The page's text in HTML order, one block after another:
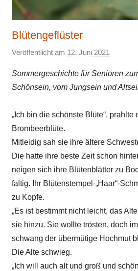
Blütengeflüster
Veröffentlicht am 12. Juni 2021
n
E
k
Sommergeschichte für Senioren
Schönsein, vom Jungsein und
„Ich bin die schönste Blüte“, prahlte
Brombeerblüte.
Mitleidig sah sie ihre ältere
Die hatte ihre beste Zeit schon
neigen sich ihre Blütenblätter zu
faltig. Ihr Blütenstempel-„Haar“-
zu Kopfe.
„Es ist bestimmt nicht leicht, das
sie hinzu. Sie wollte trösten, doch
schwang der übermütige Hochmut
Die Alte schwieg.
„Ich will auch alt und groß und